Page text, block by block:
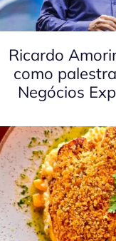
Ricardo
como
Negócios